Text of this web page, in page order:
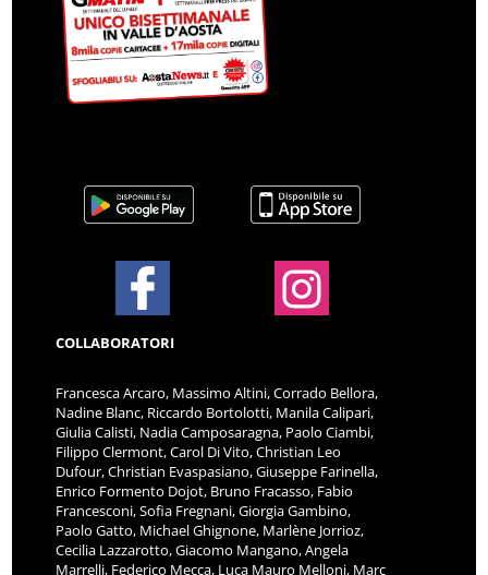
COLLABORATORI
Francesca Arcaro, Massimo Altini, Corrado Bellora,
Nadine Blanc, Riccardo Bortolotti, Manila Calipari,
Giulia Calisti, Nadia Camposaragna, Paolo Ciambi,
Filippo Clermont, Carol Di Vito, Christian Leo
Dufour, Christian Evaspasiano, Giuseppe Farinella,
Enrico Formento Dojot, Bruno Fracasso, Fabio
Francesconi, Sofia Fregnani, Giorgia Gambino,
Paolo Gatto, Michael Ghignone, Marlène Jorrioz,
Cecilia Lazzarotto, Giacomo Mangano, Angela
Marrelli, Federico Mecca, Luca Mauro Melloni, Marc